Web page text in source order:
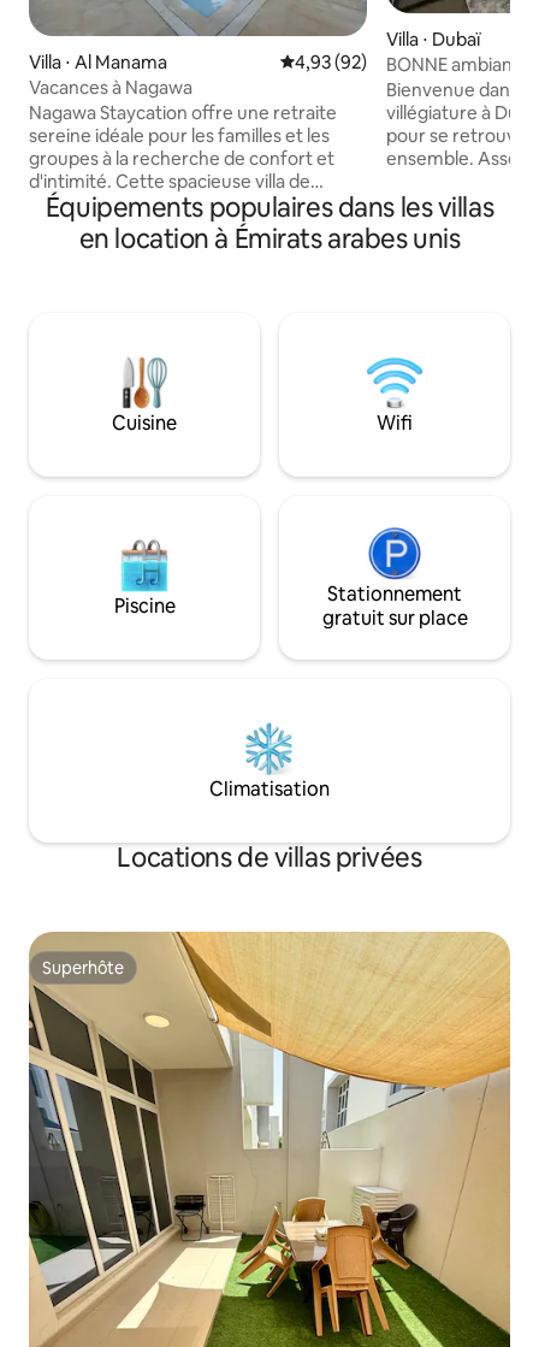
Villa ⋅ Al Manama Évaluation moyenne sur la
4,93 (92)
Vacances à Nagawa
Nagawa Staycation offre une retraite
sereine idéale pour les familles et les
groupes à la recherche de confort et
d'intimité. Cette spacieuse villa de
4 chambres dispose d'une piscine
privée, d'un jacuzzi et d'un jardin, ainsi
que d'une cuisine entièrement équipée,
équipements adaptés aux enfants
comprennent une piscine pour enfants,
une aire de jeux et des barrières de
sécurité. Les animaux de compagnie
gratuit est disponible sur place.
Villa ⋅ Dubaï
BONNE
pour les familles
Bienvenue dans
villégiature à
pour se
ensemble. Assez grand pour une famille
sentir comme
un design
chaleureux et
C’est le genre de
des souvenirs.
familial de JVC,
minutes en
Équipements populaires dans les villas
en location à Émirats arabes unis
Cuisine Wifi
Piscine
Stationnement
gratuit sur place
Climatisation
Locations de villas privées
Superhôte
Superhôte